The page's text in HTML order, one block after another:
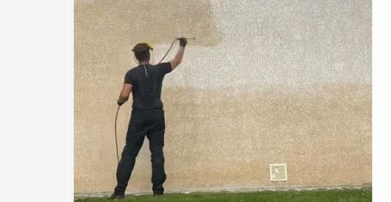
pour tous travaux
façade
Sur Orge ou dans la région a besoin d’une bonne protection contre
Contactez notre entreprise MC Couvreur 91 pour imperméabiliser vos murs
répondrons à toutes vos questions et restons toujours à votre écoute afin
Nous vous fournirons un diagnostic efficace afin d’adapter nos produits en
Notre entreprise MC Couvreur 91 s’engage à honorer le respect de toute
pour chaque mission qui nous est confiée. Pour chacune de nos
à vous détailler les différentes étapes du processus d’hydrofugation.